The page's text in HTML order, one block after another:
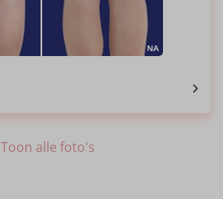
NA
Toon alle foto's